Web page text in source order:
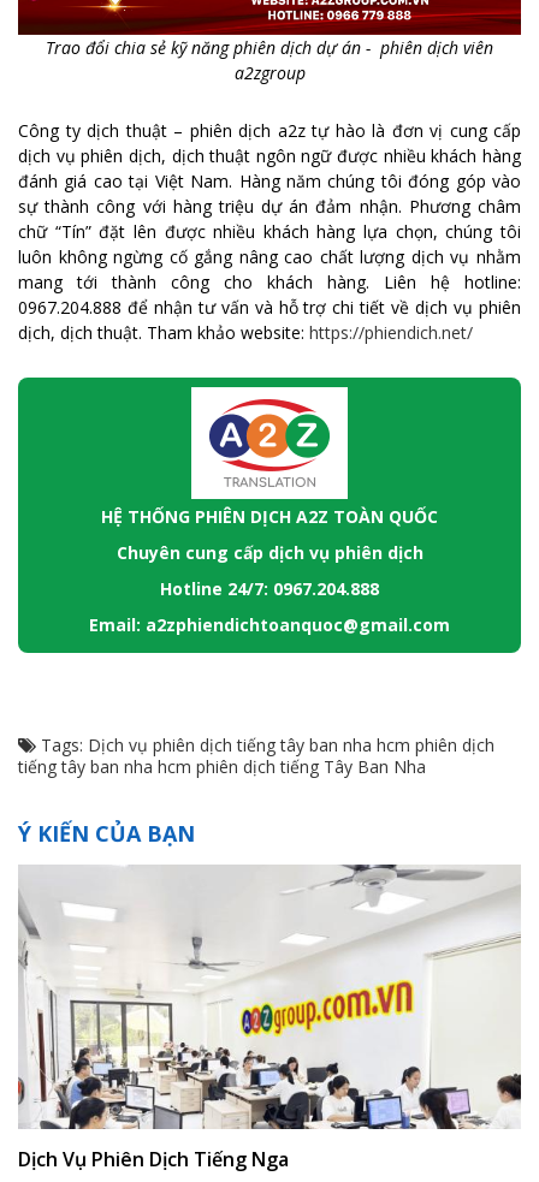
Trao đổi chia sẻ kỹ năng phiên dịch dự án - phiên dịch viên
a2zgroup
Công ty dịch thuật – phiên dịch a2z tự hào là đơn vị cung cấp
dịch vụ phiên dịch, dịch thuật ngôn ngữ được nhiều khách hàng
đánh giá cao tại Việt Nam. Hàng năm chúng tôi đóng góp vào
sự thành công với hàng triệu dự án đảm nhận. Phương châm
chữ “Tín” đặt lên được nhiều khách hàng lựa chọn, chúng tôi
luôn không ngừng cố gắng nâng cao chất lượng dịch vụ nhằm
mang tới thành công cho khách hàng. Liên hệ hotline:
0967.204.888 để nhận tư vấn và hỗ trợ chi tiết về dịch vụ phiên
dịch, dịch thuật. Tham khảo website: https://phiendich.net/
HỆ THỐNG PHIÊN DỊCH A2Z TOÀN QUỐC
Chuyên cung cấp dịch vụ phiên dịch
Hotline 24/7: 0967.204.888
Email: a2zphiendichtoanquoc@gmail.com
Tags: Dịch vụ phiên dịch tiếng tây ban nha hcm phiên dịch
tiếng tây ban nha hcm phiên dịch tiếng Tây Ban Nha
Ý KIẾN CỦA BẠN
Dịch Vụ Phiên Dịch Tiếng Nga